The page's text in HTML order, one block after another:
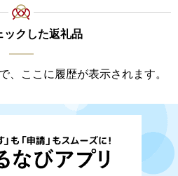
ックした返礼品
、ここに履歴が表示されます。